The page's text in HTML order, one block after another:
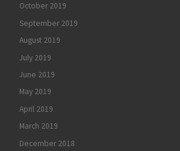
October 2019
September 2019
August 2019
July 2019
June 2019
May 2019
April 2019
March 2019
December 2018